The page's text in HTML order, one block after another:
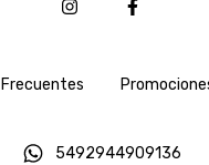
5492944909136